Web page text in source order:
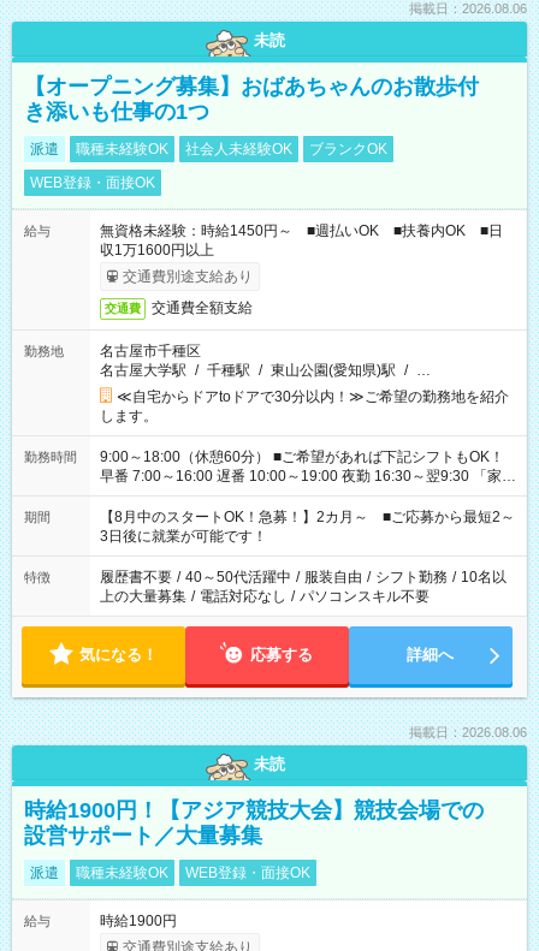
掲載日：2026.08.06
未読
【オープニング募集】おばあちゃんのお散歩付
き添いも仕事の1つ
派遣 職種未経験OK 社会人未経験OK
ブランクOK
WEB登録・面接OK
給与
無資格未経験：時給1450円～ ■週払いOK ■扶養内OK ■日
収1万1600円以上
交通費別途支給あり
交通費 交通費全額支給
勤務地
名古屋市千種区
名古屋大学駅 / 千種駅 / 東山公園(愛知県)駅 / …
≪自宅からドアtoドアで30分以内！≫ご希望の勤務地を紹介
します。
勤務時間
9:00～18:00（休憩60分） ■ご希望があれば下記シフトもOK！
早番 7:00～16:00 遅番 10:00～19:00 夜勤 16:30～翌9:30 「家族
と休みを合わせたい」 「余裕を持って夕飯の準備がしたい」
「できれば残業はしたくない」 など、ご希望を教えてください
ね。 ※Wワーク希望の方へ 今ご覧のお仕事で希望する勤務時間
と、もう1つのお仕事の勤務時間。 合計で週40時間を超える場
合は応募できません。
期間
【8月中のスタートOK！急募！】2カ月～ ■ご応募から最短2～
3日後に就業が可能です！
特徴 履歴書不要 / 40～50代活躍中 / 服装自由 / シフト勤務 / 10名以
上の大量募集 / 電話対応なし / パソコンスキル不要
気になる！ 応募する 詳細へ
掲載日：2026.08.06
未読
時給1900円！【アジア競技大会】競技会場での
設営サポート／大量募集
派遣 職種未経験OK WEB登録・面接OK
給与
時給1900円
交通費別途支給あり